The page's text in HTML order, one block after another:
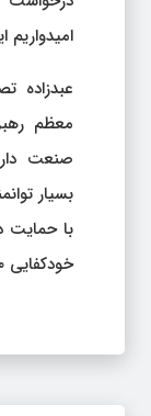
عبدزاده
معظم
صنعت
بسیار
با حمایت
خودکفایی ۱۰۰ درصدی برسد.